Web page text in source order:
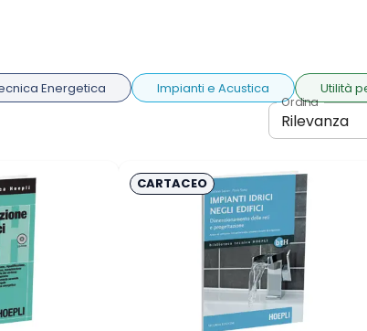
Energetica Impianti e Acustica Utilità
Ordina
Rilevanza
CARTACEO